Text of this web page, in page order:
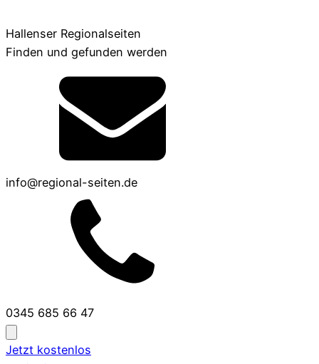
Hallenser Regionalseiten
Finden und gefunden werden
info@regional-seiten.de
0345 685 66 47
Jetzt kostenlos